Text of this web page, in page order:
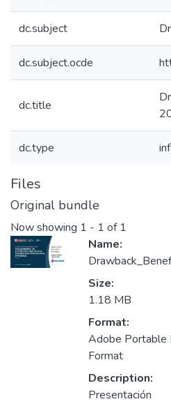
dc.subject
dc.subject.ocde
dc.title
dc.type
Files
Original bundle
Now showing 1 - 1 of 1
Name:
Size:
1.18 MB
Format:
Adobe Portable
Format
Description:
Presentación